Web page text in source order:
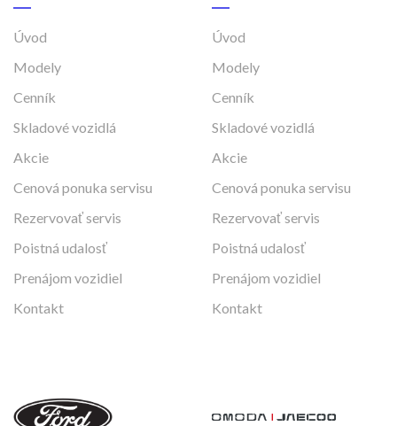
Úvod
Modely
Cenník
Skladové vozidlá
Akcie
Cenová ponuka servisu
Rezervovať servis
Poistná udalosť
Prenájom vozidiel
Kontakt
Úvod
Modely
Cenník
Skladové vozidlá
Akcie
Cenová ponuka servisu
Rezervovať servis
Poistná udalosť
Prenájom vozidiel
Kontakt